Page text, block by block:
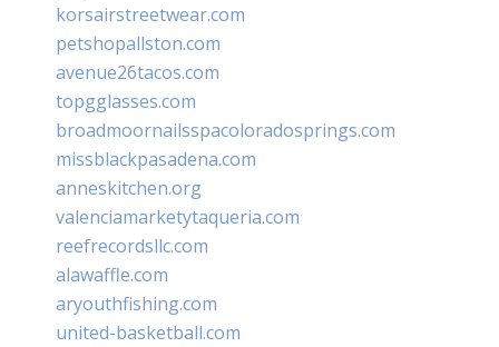
korsairstreetwear.com
petshopallston.com
avenue26tacos.com
topgglasses.com
broadmoornailsspacoloradosprings.com
missblackpasadena.com
anneskitchen.org
valenciamarketytaqueria.com
reefrecordsllc.com
alawaffle.com
aryouthfishing.com
united-basketball.com